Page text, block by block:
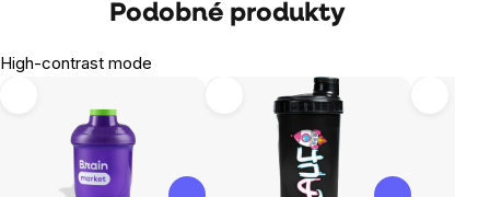
Podobné produkty
High-contrast mode